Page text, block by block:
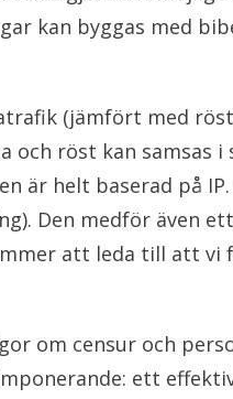
kan byggas med
(jämfört med
röst kan samsas i
är helt baserad på
Den medför även
att leda till att vi
om censur och
ett